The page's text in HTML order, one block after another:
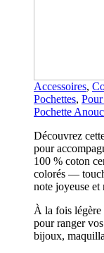
Accessoires,
Pochettes,
Pochette
Découvrez
pour
100 % coton
colorés —
note joyeuse et
À la fois légère
pour ranger
bijoux,